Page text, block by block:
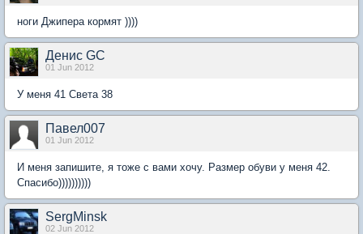
ноги Джипера кормят ))))
Денис GC
01 Jun 2012
У меня 41 Света 38
Павел007
01 Jun 2012
И меня запишите, я тоже с вами хочу. Размер обуви у меня 42.
Спасибо))))))))))
SergMinsk
02 Jun 2012